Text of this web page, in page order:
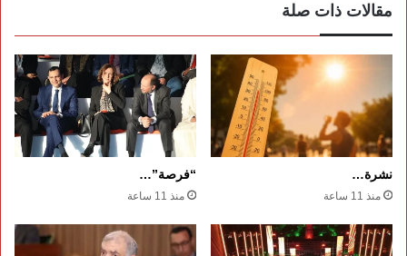
مقالات ذات صلة
نشرة…
منذ 11 ساعة
“فرصة”…
منذ 11 ساعة